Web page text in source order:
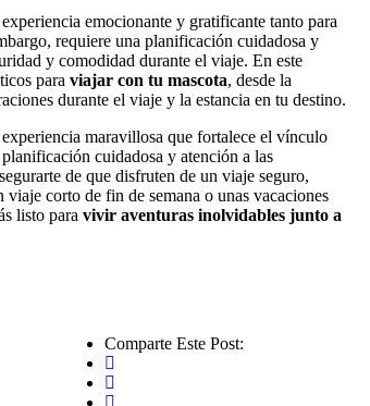
emocionante y gratificante tanto para
requiere una planificación cuidadosa y
y comodidad durante el viaje. En este
para viajar con tu mascota, desde la
durante el viaje y la estancia en tu destino.
experiencia maravillosa que fortalece el vínculo
cuidadosa y atención a las
de que disfruten de un viaje seguro,
corto de fin de semana o unas vacaciones
listo para vivir aventuras inolvidables junto a
Comparte Este Post: